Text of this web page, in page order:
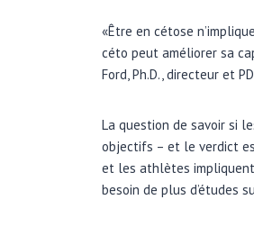
«Être en cétose
céto peut améliorer sa
Ford, Ph.D., directeur et
La question de savoir si
objectifs – et le verdict
et les athlètes
besoin de plus d’études